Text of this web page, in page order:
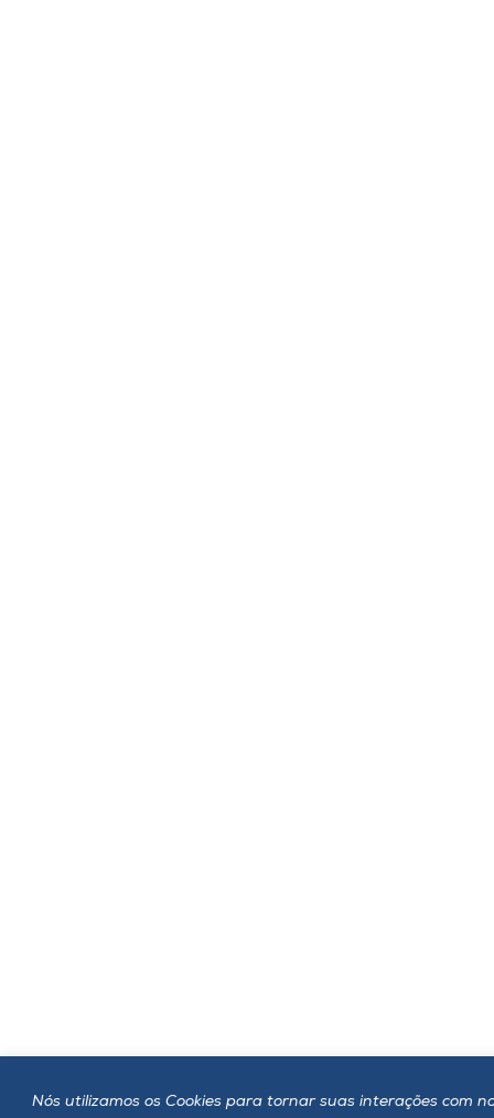
Nós utilizamos os Cookies para tornar suas interações com